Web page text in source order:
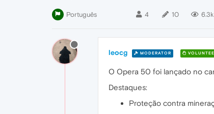
Português 4 10 6.3k
leocg MODERATOR
O Opera 50 foi lançado no
Destaques:
Proteção contra